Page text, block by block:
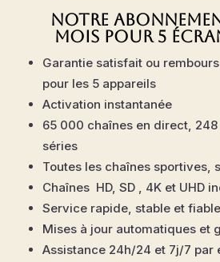
Notre
Mois pour 5
Garantie satisfait ou
pour les 5 appareils
Activation instantanée
65 000 chaînes en direct,
séries
Toutes les chaînes sportives,
Chaînes HD, SD , 4K et UHD
Service rapide, stable et fiable
Mises à jour automatiques et
Assistance 24h/24 et 7j/7 par